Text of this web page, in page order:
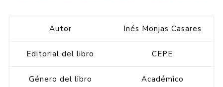
Autor Inés Monjas Casares
Editorial del libro CEPE
Género del libro Académico